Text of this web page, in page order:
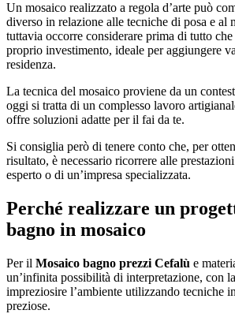
Un mosaico realizzato a regola d’arte può
diverso in relazione alle tecniche di posa e al
tuttavia occorre considerare prima di tutto
proprio investimento, ideale per aggiungere
residenza.
La tecnica del mosaico proviene da un
oggi si tratta di un complesso lavoro
offre soluzioni adatte per il fai da te.
Si consiglia però di tenere conto che, per
risultato, è necessario ricorrere alle
esperto o di un’impresa specializzata.
Perché realizzare un
bagno in mosaico
Per il Mosaico bagno prezzi Cefalù e
un’infinita possibilità di interpretazione, con
impreziosire l’ambiente utilizzando tecniche
preziose.